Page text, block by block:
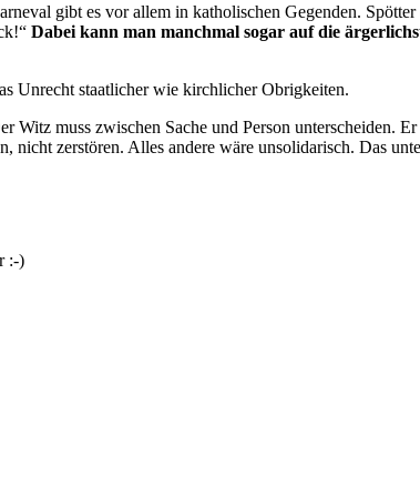
gibt es vor allem in katholischen Gegenden.
Dabei kann man manchmal sogar auf die
Unrecht staatlicher wie kirchlicher Obrigkeiten.
muss zwischen Sache und Person unterscheiden.
nicht zerstören. Alles andere wäre unsolidarisch. Das
:-)